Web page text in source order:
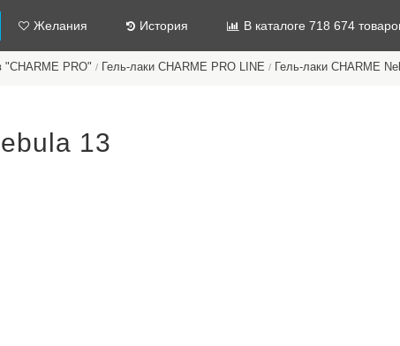
Желания История В каталоге 718 674
"CHARME PRO" / Гель-лаки CHARME PRO LINE / Гель-лаки CHARMЕ
13